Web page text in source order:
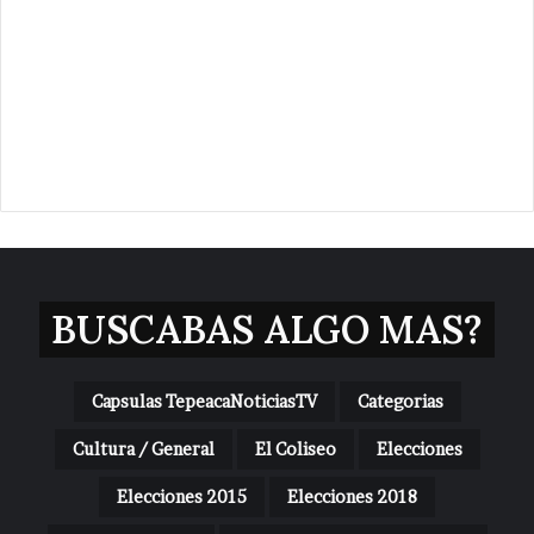
BUSCABAS ALGO MAS?
Capsulas TepeacaNoticiasTV Categorias
Cultura / General El Coliseo Elecciones
Elecciones 2015 Elecciones 2018